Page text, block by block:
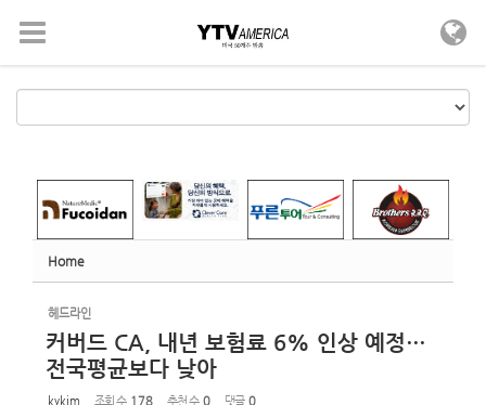
Home
헤드라인
커버드 CA, 내년 보험료 6% 인상 예정…
전국평균보다 낮아
kykim 조회 수 178 추천 수 0 댓글 0